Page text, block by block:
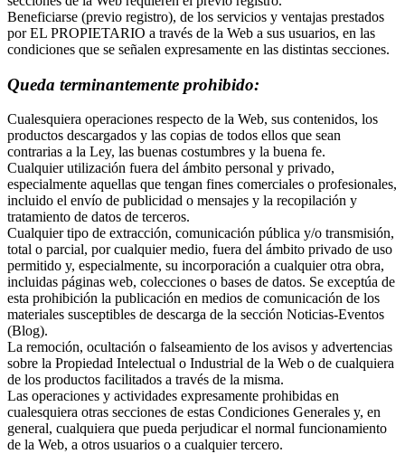
Beneficiarse (previo registro), de los servicios y ventajas prestados
por EL PROPIETARIO a través de la Web a sus usuarios, en las
condiciones que se señalen expresamente en las distintas secciones.
Queda terminantemente prohibido:
Cualesquiera operaciones respecto de la Web, sus contenidos, los
productos descargados y las copias de todos ellos que sean
contrarias a la Ley, las buenas costumbres y la buena fe.
Cualquier utilización fuera del ámbito personal y privado,
especialmente aquellas que tengan fines comerciales o profesionales,
incluido el envío de publicidad o mensajes y la recopilación y
tratamiento de datos de terceros.
Cualquier tipo de extracción, comunicación pública y/o transmisión,
total o parcial, por cualquier medio, fuera del ámbito privado de uso
permitido y, especialmente, su incorporación a cualquier otra obra,
incluidas páginas web, colecciones o bases de datos. Se exceptúa de
esta prohibición la publicación en medios de comunicación de los
materiales susceptibles de descarga de la sección Noticias-Eventos
(Blog).
La remoción, ocultación o falseamiento de los avisos y advertencias
sobre la Propiedad Intelectual o Industrial de la Web o de cualquiera
de los productos facilitados a través de la misma.
Las operaciones y actividades expresamente prohibidas en
cualesquiera otras secciones de estas Condiciones Generales y, en
general, cualquiera que pueda perjudicar el normal funcionamiento
de la Web, a otros usuarios o a cualquier tercero.